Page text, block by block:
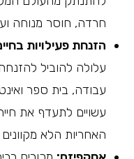
חרדה, חוסר מנוחה
הזנחת פעילויות
עלולה להוביל להזנחה
עבודה, בית ספר
עשויים לתעדף את
האחריות הלא